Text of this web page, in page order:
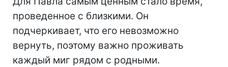
проведенное с близкими. Он
подчеркивает, что его невозможно
вернуть, поэтому важно проживать
каждый миг рядом с родными.